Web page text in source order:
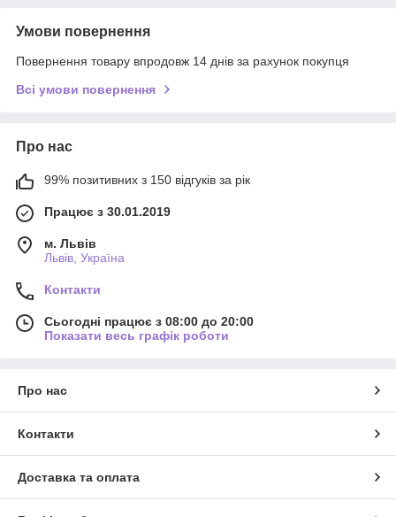
Умови повернення
Повернення товару впродовж 14 днів за рахунок покупця
Всі умови повернення
Про нас
99% позитивних з 150 відгуків за рік
Працює з 30.01.2019
м. Львів
Львів, Україна
Контакти
Сьогодні працює з 08:00 до 20:00
Показати весь графік роботи
Про нас
Контакти
Доставка та оплата